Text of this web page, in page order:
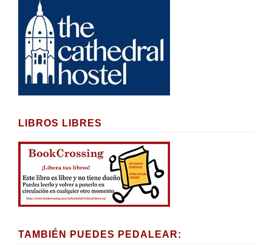
LIBROS LIBRES
TAMBIÉN PUEDES PEDALEAR: